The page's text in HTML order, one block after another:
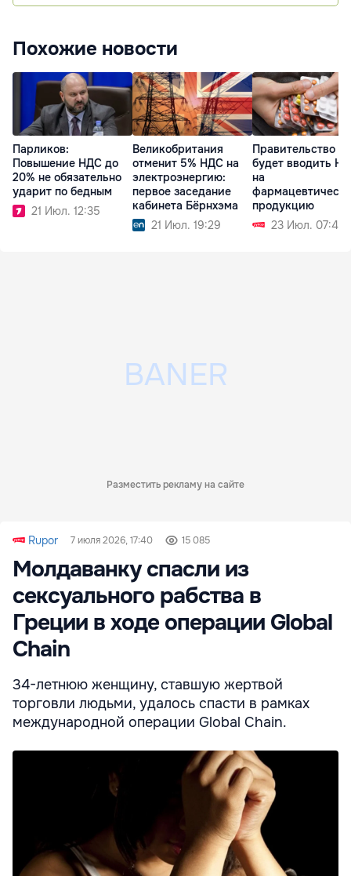
Похожие новости
Парликов:
Повышение НДС до
20% не обязательно
ударит по бедным
21 Июл. 12:35
Великобритания
отменит 5% НДС на
электроэнергию:
первое заседание
кабинета Бёрнхэма
21 Июл. 19:29
Правительство не
будет вводить
на
продукцию
23 Июл. 07:45
Разместить рекламу на сайте
Rupor 7 июля 2026, 17:40 15 085
Молдаванку спасли из
сексуального рабства в
Греции в ходе операции Global
Chain
34-летнюю женщину, ставшую жертвой
торговли людьми, удалось спасти в рамках
международной операции Global Chain.